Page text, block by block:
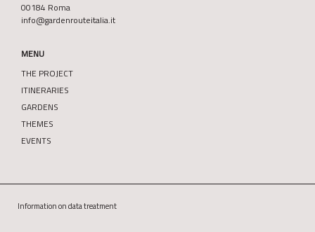
00184 Roma
info@gardenrouteitalia.it
MENU
THE PROJECT
ITINERARIES
GARDENS
THEMES
EVENTS
Information on data treatment